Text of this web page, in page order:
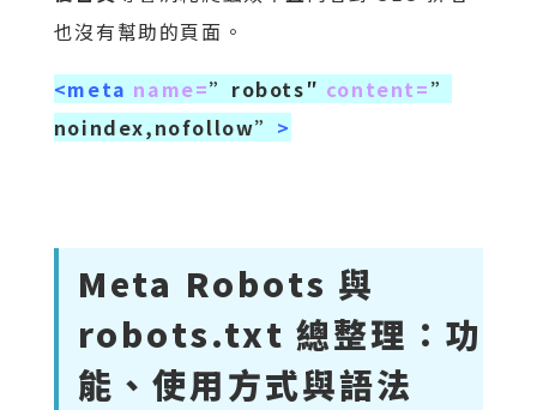
也沒有幫助的頁面。
<meta name=”robots″ content=”
noindex,nofollow” >
Meta Robots 與
robots.txt 總整理：功
能、使用方式與語法